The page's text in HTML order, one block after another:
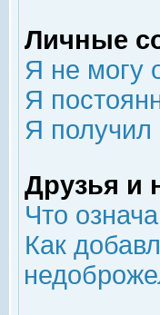
Личные
Я не могу
Я
Я получил
Друзья и
Что
Как